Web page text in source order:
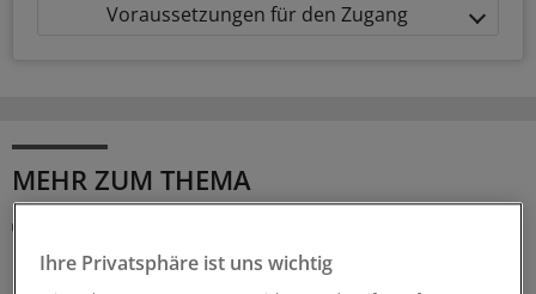
Voraussetzungen für den Zugang
MEHR ZUM THEMA
Neuer Bereitschaftsdienst in Nordrhein ist ein
Erfolgsmodell
Ihre Privatsphäre ist uns wichtig